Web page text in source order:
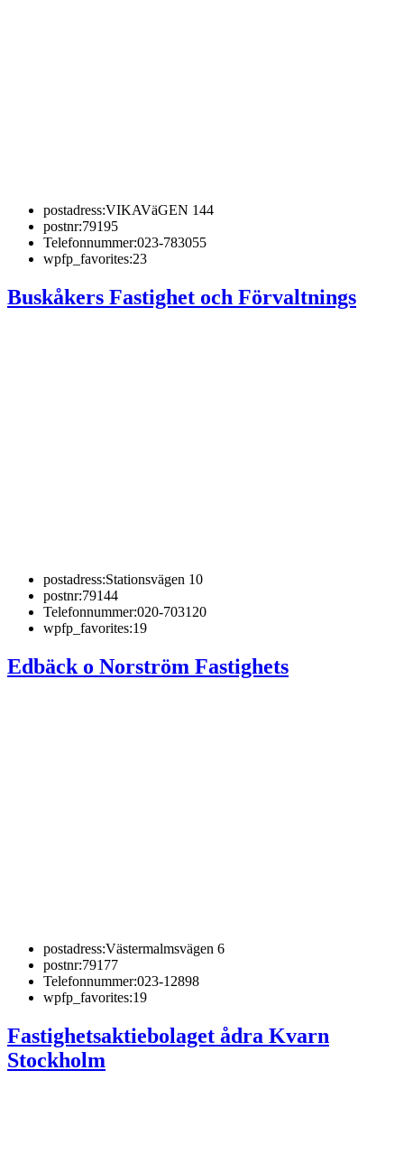
postadress:VIKAVäGEN 144
postnr:79195
Telefonnummer:023-783055
wpfp_favorites:23
Buskåkers Fastighet och Förvaltnings
postadress:Stationsvägen 10
postnr:79144
Telefonnummer:020-703120
wpfp_favorites:19
Edbäck o Norström Fastighets
postadress:Västermalmsvägen 6
postnr:79177
Telefonnummer:023-12898
wpfp_favorites:19
Fastighetsaktiebolaget ådra Kvarn
Stockholm